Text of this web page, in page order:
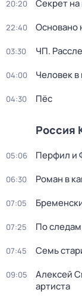
20:20 Секрет
22:40 Основано
03:30 ЧП.
04:00 Человек
04:30 Пёс
Россия
05:06 Перфил и
06:30 Роман в
07:05
07:25 По
07:45 Семь
09:05
Алексей
артиста